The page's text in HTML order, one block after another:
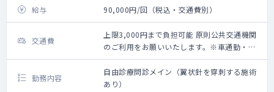
給与 90,000円/回（税込・交通費別）
交通費
上限3,000円まで負担可能 原則公共交通機関
のご利用をお願いいたします。※車通勤・タ
クシー利用要相談
勤務内容
自由診療問診メイン（翼状針を穿刺する施術
あり）